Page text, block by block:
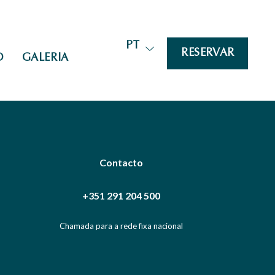
GALERIA
PT
RESERVAR
Contacto
+351 291 204 500
Chamada para a rede fixa nacional